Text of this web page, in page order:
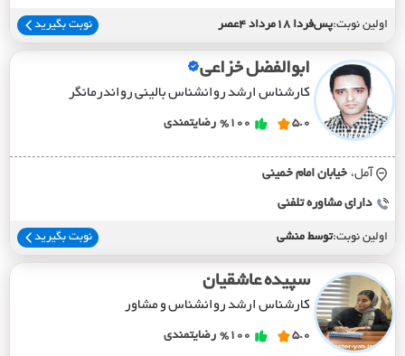
اولین نوبت:پس‌فردا 18مرداد 4عصر نوبت بگیرید
ابوالفضل خزاعی
کارشناس ارشد روانشناس بالینی رواندرمانگر
5.0
%100 رضایتمندی
آمل، خيابان امام خميني
دارای مشاوره تلفنی
اولین نوبت:توسط منشی نوبت بگیرید
سپیده عاشقیان
کارشناس ارشد روانشناس و مشاور
5.0
%100 رضایتمندی